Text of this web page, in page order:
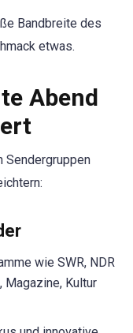
Bandbreite des
etwas.
Abend
Sendergruppen
wie SWR, NDR
Magazine, Kultur